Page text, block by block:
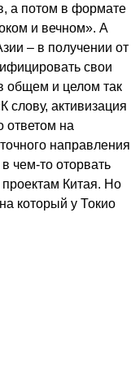
а потом в формате
и вечном». А
– в получении от
свои
общем и целом так
слову, активизация
ответом на
направления
чем-то оторвать
Китая. Но
который у Токио